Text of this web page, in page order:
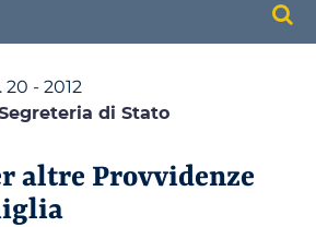
- 2012
di Stato
altre Provvidenze